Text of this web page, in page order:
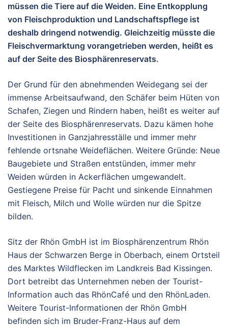
müssen die Tiere auf die Weiden. Eine Entkopplung
von Fleischproduktion und Landschaftspflege ist
deshalb dringend notwendig. Gleichzeitig müsste die
Fleischvermarktung vorangetrieben werden, heißt es
auf der Seite des Biosphärenreservats.
Der Grund für den abnehmenden Weidegang sei der
immense Arbeitsaufwand, den Schäfer beim Hüten von
Schafen, Ziegen und Rindern haben, heißt es weiter auf
der Seite des Biosphärenreservats. Dazu kämen hohe
Investitionen in Ganzjahresställe und immer mehr
fehlende ortsnahe Weideflächen. Weitere Gründe: Neue
Baugebiete und Straßen entstünden, immer mehr
Weiden würden in Ackerflächen umgewandelt.
Gestiegene Preise für Pacht und sinkende Einnahmen
mit Fleisch, Milch und Wolle würden nur die Spitze
bilden.
Sitz der Rhön GmbH ist im Biosphärenzentrum Rhön
Haus der Schwarzen Berge in Oberbach, einem Ortsteil
des Marktes Wildflecken im Landkreis Bad Kissingen.
Dort betreibt das Unternehmen neben der Tourist-
Information auch das RhönCafé und den RhönLaden.
Weitere Tourist-Informationen der Rhön GmbH
befinden sich im Bruder-Franz-Haus auf dem